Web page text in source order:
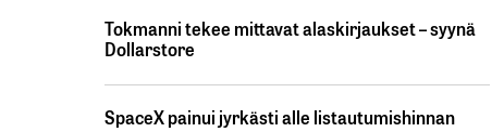
Tokmanni tekee mittavat alaskirjaukset – syynä
Dollarstore
SpaceX painui jyrkästi alle listautumishinnan